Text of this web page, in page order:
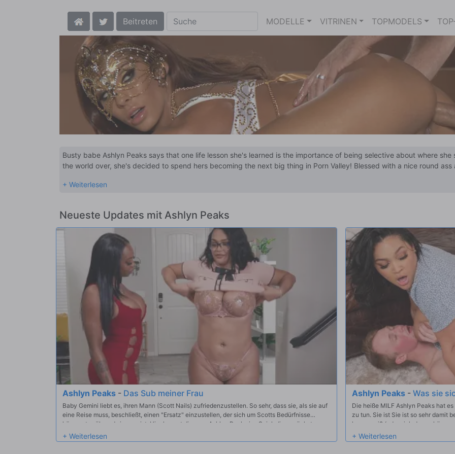
Beitreten MODELLE VITRINEN TOPMODELS
Busty babe Ashlyn Peaks says that one life lesson she's learned is the importance of being selective about where
the world over, she's decided to spend hers becoming the next big thing in Porn Valley! Blessed with a nice round
going out for a nice meal with her crew of BFFs. Spend some quality time with Ashlyn in her scenes below.
Neueste Updates mit Ashlyn Peaks
Ashlyn Peaks - Das Sub meiner Frau
Baby Gemini liebt es, ihren Mann (Scott Nails) zufriedenzustellen. So sehr, dass sie, als sie auf
eine Reise muss, beschließt, einen "Ersatz" einzustellen, der sich um Scotts Bedürfnisse
kümmert, während sie weg ist. Hier kommt die sexy Ashlyn Peaks ins Spiel, die zunächst von
Geminis Bitte überrascht ist, aber schnell überzeugt wird, an der skurrilen Vereinbarung
teilzunehmen. Ihre große Prüfung? Er erfreut sowohl Scott als auch Baby Gemini in einem
Ashlyn Peaks - Was sie
Die heiße MILF Ashlyn Peaks hat
zu tun. Sie ist Sie ist so sehr damit
kaum weiß (oder sich darum
vorbeikommen, um sie am
heiß und heftig zu werden, ist sie